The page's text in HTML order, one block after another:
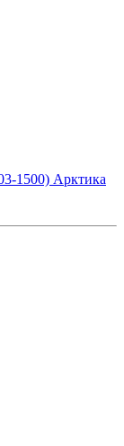
1500) Арктика